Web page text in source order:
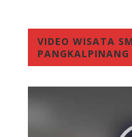
VIDEO WISATA
PANGKALPINANG